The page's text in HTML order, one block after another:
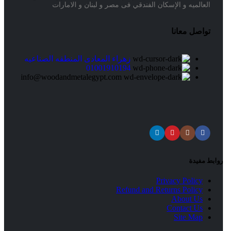
العالميه و الإسكان الفندقي فى مصر و لبنان و الامارات
تواصل معانا
زهراء المعادى المنطقه الصناعيه
01001910194
info@woodandmetalegypt.com
روابط مفيدة
Privacy Policy
Refund and Returns Policy
About Us
Contact Us
Site Map